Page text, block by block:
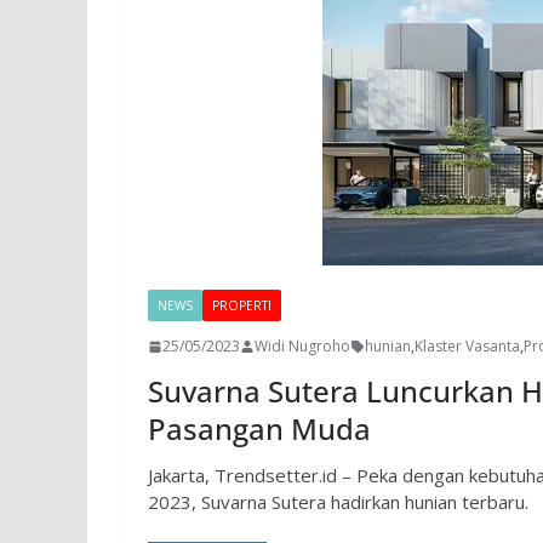
NEWS PROPERTI
25/05/2023 Widi Nugroho hunian,Klaster Vasanta,
Suvarna Sutera Luncurkan
Pasangan Muda
Jakarta, Trendsetter.id – Peka dengan
2023, Suvarna Sutera hadirkan hunian terbaru.